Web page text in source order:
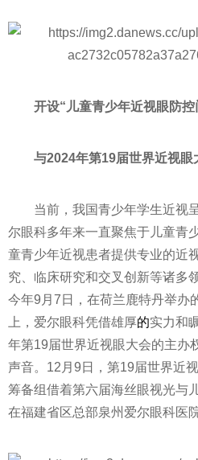
开设“儿童青少年近视眼防控
与2024年第19届世界近视眼
当前，我国青少年学生近视
尔眼科多年来一直聚焦于儿童青
童青少年近视患者提供专业的近
究、临床研究和交叉创新等诸多
今年9月7日，在荷兰鹿特丹举办
上，爱尔眼科凭借雄厚的实力和
年第19届世界近视眼大会的主办
声音。12月9日，第19届世界近
筹备组借着第六届海丝眼视光与
在福建省区总部泉州爱尔眼科医